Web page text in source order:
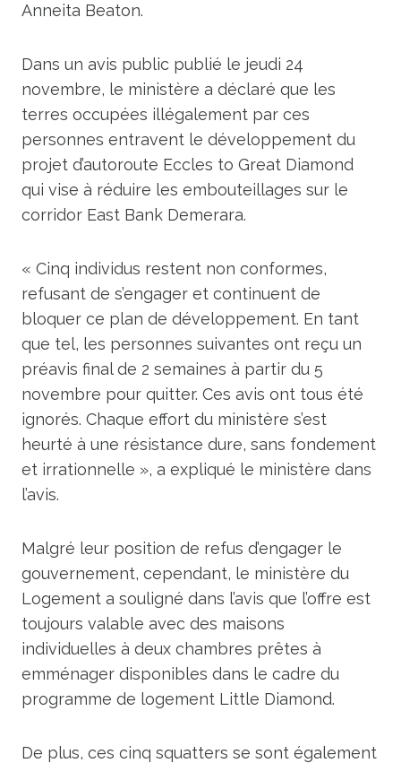
Anneita Beaton.
Dans un avis public publié le jeudi 24
novembre, le ministère a déclaré que les
terres occupées illégalement par ces
personnes entravent le développement du
projet d’autoroute Eccles to Great Diamond
qui vise à réduire les embouteillages sur le
corridor East Bank Demerara.
« Cinq individus restent non conformes,
refusant de s’engager et continuent de
bloquer ce plan de développement. En tant
que tel, les personnes suivantes ont reçu un
préavis final de 2 semaines à partir du 5
novembre pour quitter. Ces avis ont tous été
ignorés. Chaque effort du ministère s’est
heurté à une résistance dure, sans fondement
et irrationnelle », a expliqué le ministère dans
l’avis.
Malgré leur position de refus d’engager le
gouvernement, cependant, le ministère du
Logement a souligné dans l’avis que l’offre est
toujours valable avec des maisons
individuelles à deux chambres prêtes à
emménager disponibles dans le cadre du
programme de logement Little Diamond.
De plus, ces cinq squatters se sont également